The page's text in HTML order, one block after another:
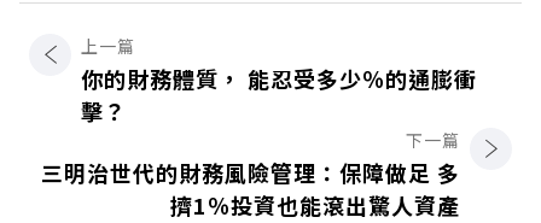
上一篇
你的財務體質， 能忍受多少％的通膨衝
擊？
下一篇
三明治世代的財務風險管理：保障做足 多
擠1％投資也能滾出驚人資產